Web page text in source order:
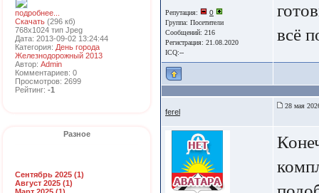
подробнее...
Скачать (296 кб)
768x1024 тип Jpeg
Дата: 2013-09-02 13:24:44
Категория: День города
Железнодорожный 2013
Автор: Admin
Комментариев: 0
Просмотров: 2699
Рейтинг: -1
Разное
Сентябрь 2025 (1)
Август 2025 (1)
Репутация:
0
Группа: Посетители
Сообщений: 216
Регистрация: 21.08.2020
ICQ:--
всё
ferel
28 мая